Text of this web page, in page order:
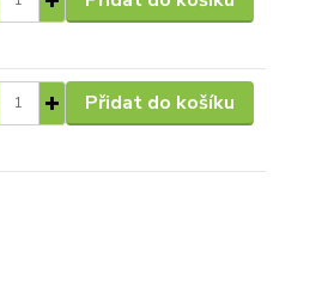
Přidat do košíku